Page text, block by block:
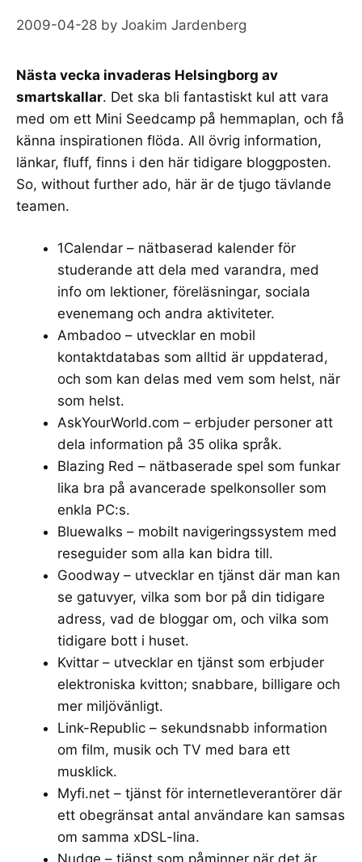
2009-04-28 by Joakim Jardenberg
Nästa vecka invaderas Helsingborg av
smartskallar. Det ska bli fantastiskt kul att vara
med om ett Mini Seedcamp på hemmaplan, och få
känna inspirationen flöda. All övrig information,
länkar, fluff, finns i den här tidigare bloggposten.
So, without further ado, här är de tjugo tävlande
teamen.
1Calendar – nätbaserad kalender för
studerande att dela med varandra, med
info om lektioner, föreläsningar, sociala
evenemang och andra aktiviteter.
Ambadoo – utvecklar en mobil
kontaktdatabas som alltid är uppdaterad,
och som kan delas med vem som helst, när
som helst.
AskYourWorld.com – erbjuder personer att
dela information på 35 olika språk.
Blazing Red – nätbaserade spel som funkar
lika bra på avancerade spelkonsoller som
enkla PC:s.
Bluewalks – mobilt navigeringssystem med
reseguider som alla kan bidra till.
Goodway – utvecklar en tjänst där man kan
se gatuvyer, vilka som bor på din tidigare
adress, vad de bloggar om, och vilka som
tidigare bott i huset.
Kvittar – utvecklar en tjänst som erbjuder
elektroniska kvitton; snabbare, billigare och
mer miljövänligt.
Link-Republic – sekundsnabb information
om film, musik och TV med bara ett
musklick.
Myfi.net – tjänst för internetleverantörer där
ett obegränsat antal användare kan samsas
om samma xDSL-lina.
Nudge – tjänst som påminner när det är